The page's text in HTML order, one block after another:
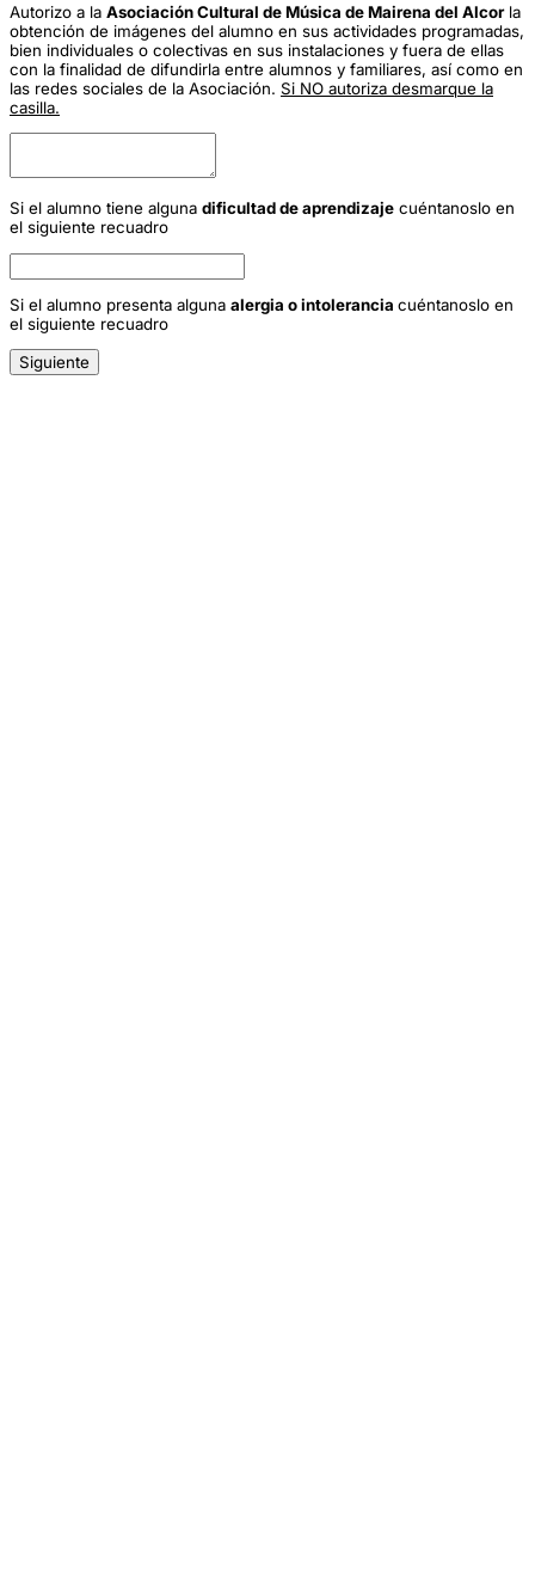
Autorizo a la Asociación Cultural de Música de Mairena del Alcorla
obtención de imágenes del alumno en sus actividades programadas,
bien individuales o colectivas en sus instalaciones y fuera de ellas
con la finalidad de difundirla entre alumnos y familiares, así como en
las redes sociales de la Asociación. Si NO autoriza desmarque la
casilla.
Si el alumno tiene alguna dificultad de aprendizaje cuéntanoslo en
el siguiente recuadro
Si el alumno presenta alguna alergia o intolerancia cuéntanoslo en
el siguiente recuadro
Siguiente